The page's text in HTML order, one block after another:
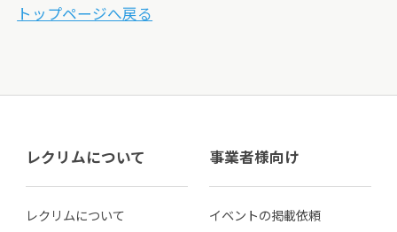
トップページへ戻る
レクリムについて
レクリムについて
事業者様向け
イベントの掲載依頼